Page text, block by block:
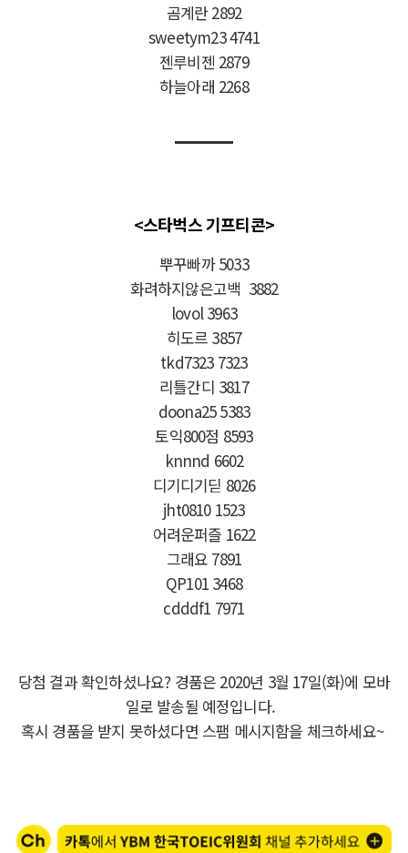
곰계란 2892
sweetym23 4741
젠루비젠 2879
하늘아래 2268
<스타벅스 기프티콘>
뿌꾸빠까 5033
화려하지않은고백 3882
lovol 3963
히도르 3857
tkd7323 7323
리틀간디 3817
doona25 5383
토익800점 8593
knnnd 6602
디기디기딛 8026
jht0810 1523
어려운퍼즐 1622
그래요 7891
QP101 3468
cdddf1 7971
당첨 결과 확인하셨나요? 경품은 2020년 3월 17일(화)에 모바
일로 발송될 예정입니다.
혹시 경품을 받지 못하셨다면 스팸 메시지함을 체크하세요~